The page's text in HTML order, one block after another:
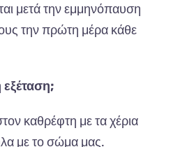
μετά την εμμηνόπαυση
την πρώτη μέρα κάθε
εξέταση;
καθρέφτη με τα χέρια
με το σώμα μας.